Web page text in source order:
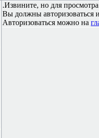
.Извините, но для
Вы должны авторизоваться
Авторизоваться можно на